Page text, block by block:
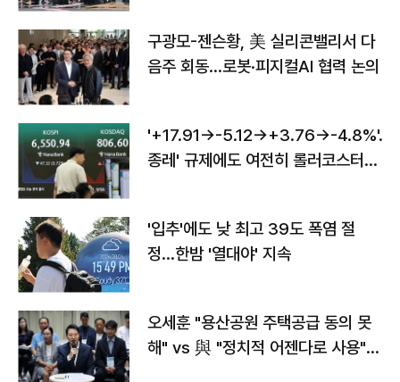
구광모-젠슨황, 美 실리콘밸리서 다
음주 회동…로봇·피지컬AI 협력 논의
'+17.91→-5.12→+3.76→-4.8%'…'
종레' 규제에도 여전히 롤러코스터
'입추'에도 낮 최고 39도 폭염 절
정…한밤 '열대야' 지속
오세훈 "용산공원 주택공급 동의 못
해" vs 與 "정치적 어젠다로 사용"